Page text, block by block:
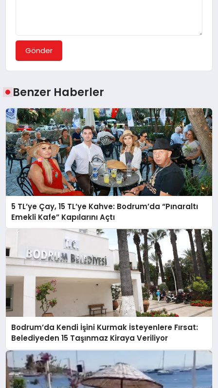
Gönder
Benzer Haberler
5 TL’ye Çay, 15 TL’ye Kahve: Bodrum’da “Pınaraltı
Emekli Kafe” Kapılarını Açtı
Bodrum’da Kendi İşini Kurmak İsteyenlere Fırsat:
Belediyeden 15 Taşınmaz Kiraya Veriliyor